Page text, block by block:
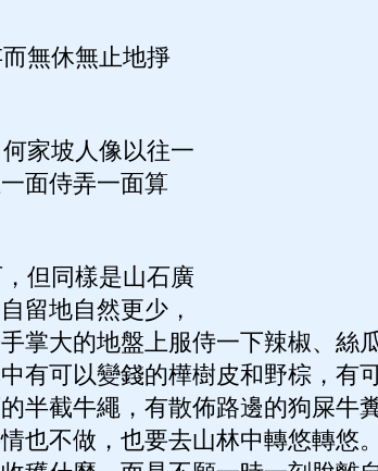
無休無止地掙
家坡人像以往一
面侍弄一面算
但同樣是山石廣
留地自然更少，
掌大的地盤上服侍一下辣椒、絲
有可以變錢的樺樹皮和野棕，有
半截牛繩，有散佈路邊的狗屎牛
也不做，也要去山林中轉悠轉悠